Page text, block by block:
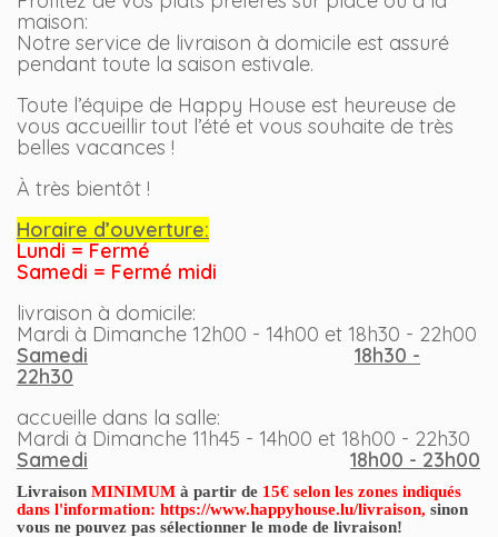
maison:
Notre service de livraison à domicile est assuré
pendant toute la saison estivale.
Toute l’équipe de Happy House est heureuse de
vous accueillir tout l’été et vous souhaite de très
belles vacances !
À très bientôt !
Horaire d’ouverture:
Lundi = Fermé
Samedi = Fermé midi
livraison à domicile:
Mardi à Dimanche 12h00 - 14h00 et 18h30 - 22h00
Samedi
18h30 -
22h30
accueille dans la salle:
Mardi à Dimanche 11h45 - 14h00 et 18h00 - 22h30
Samedi
18h00 - 23h00
Livraison MINIMUM à partir de 15€ selon les zones indiqués
dans l'information: https://www.happyhouse.lu/livraison, sinon
vous ne pouvez pas sélectionner le mode de livraison!